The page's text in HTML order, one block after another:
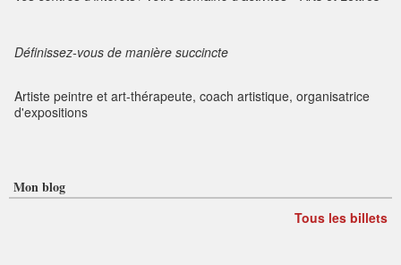
Définissez-vous de manière succincte
Artiste peintre et art-thérapeute, coach artistique, organisatrice
d'expositions
Mon blog
Tous les billets